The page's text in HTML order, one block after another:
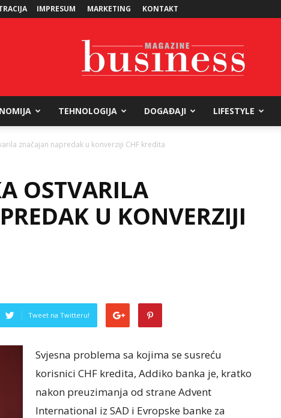
IMPRESUM MARKETING KONTAKT
TEHNOLOGIJA DOGAĐAJI LIFESTYLE
značajan napredak u konverziji CHF kredita
OSTVARILA
U KONVERZIJI
Tweet na Twitteru!
Svjesna problema sa kojima se susreću
korisnici CHF kredita, Addiko banka je, kratko
nakon preuzimanja od strane Advent
International iz SAD i Evropske banke za